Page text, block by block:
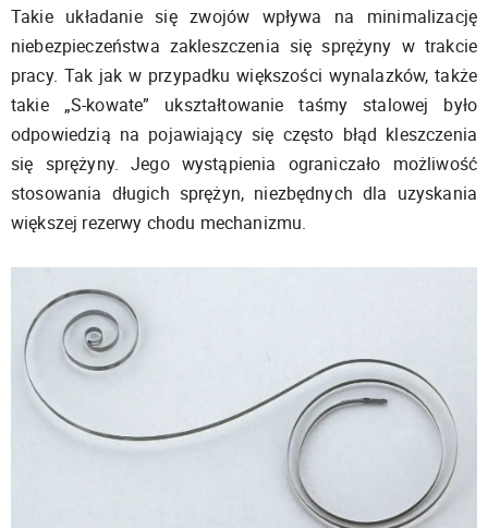
Takie układanie się zwojów wpływa na minimalizację
niebezpieczeństwa zakleszczenia się sprężyny w trakcie
pracy. Tak jak w przypadku większości wynalazków, także
takie „S-kowate” ukształtowanie taśmy stalowej było
odpowiedzią na pojawiający się często błąd kleszczenia
się sprężyny. Jego wystąpienia ograniczało możliwość
stosowania długich sprężyn, niezbędnych dla uzyskania
większej rezerwy chodu mechanizmu.